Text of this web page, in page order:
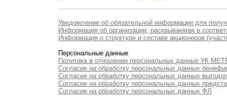
Уведомление об обязательной информации для
Информация об организации, раскрываемая в
Информация о структуре и составе акционеров
Персональные данные
Политика в отношении персональных данных УК
Согласие на обработку персональных данных
Согласие на обработку персональных данных
Согласие на обработку персональных данных
Согласие на обработку персональных данных ФЛ